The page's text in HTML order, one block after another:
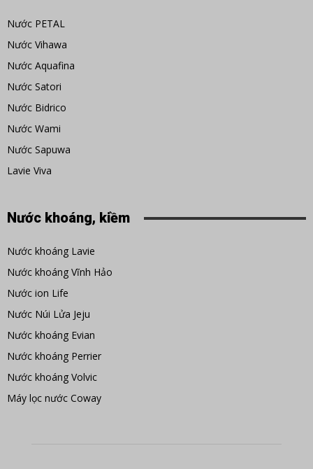
Nước PETAL
Nước Vihawa
Nước Aquafina
Nước Satori
Nước Bidrico
Nước Wami
Nước Sapuwa
Lavie Viva
Nước khoáng, kiềm
Nước khoáng Lavie
Nước khoáng Vĩnh Hảo
Nước ion Life
Nước Núi Lửa Jeju
Nước khoáng Evian
Nước khoáng Perrier
Nước khoáng Volvic
Máy lọc nước Coway